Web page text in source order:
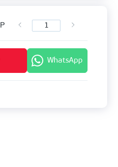
Р
WhatsApp